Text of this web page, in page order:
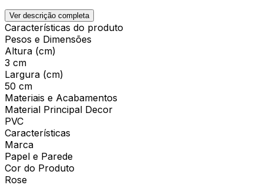
Ver descrição completa
Características do produto
Pesos e Dimensões
Altura (cm)
3 cm
Largura (cm)
50 cm
Materiais e Acabamentos
Material Principal Decor
PVC
Características
Marca
Papel e Parede
Cor do Produto
Rose